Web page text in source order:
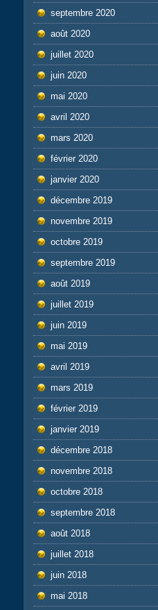
septembre 2020
août 2020
juillet 2020
juin 2020
mai 2020
avril 2020
mars 2020
février 2020
janvier 2020
décembre 2019
novembre 2019
octobre 2019
septembre 2019
août 2019
juillet 2019
juin 2019
mai 2019
avril 2019
mars 2019
février 2019
janvier 2019
décembre 2018
novembre 2018
octobre 2018
septembre 2018
août 2018
juillet 2018
juin 2018
mai 2018